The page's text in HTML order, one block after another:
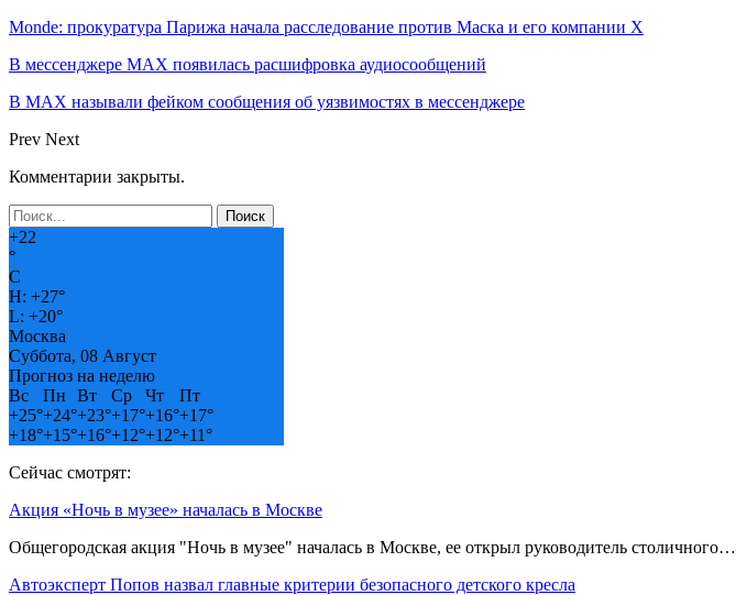
Monde: прокуратура Парижа начала расследование против Маска и его компании X
В мессенджере MAX появилась расшифровка аудиосообщений
В МAX называли фейком сообщения об уязвимостях в мессенджере
Prev Next
Комментарии закрыты.
+22
°
C
H: +27°
L: +20°
Москва
Суббота, 08 Август
Прогноз на неделю
Вс
Пн Вт Ср Чт
Пт
+25°+24°+23°+17°+16°+17°
+18°+15°+16°+12°+12°+11°
Сейчас смотрят:
Акция «Ночь в музее» началась в Москве
Общегородская акция "Ночь в музее" началась в Москве, ее открыл руководитель столичного…
Автоэксперт Попов назвал главные критерии безопасного детского кресла